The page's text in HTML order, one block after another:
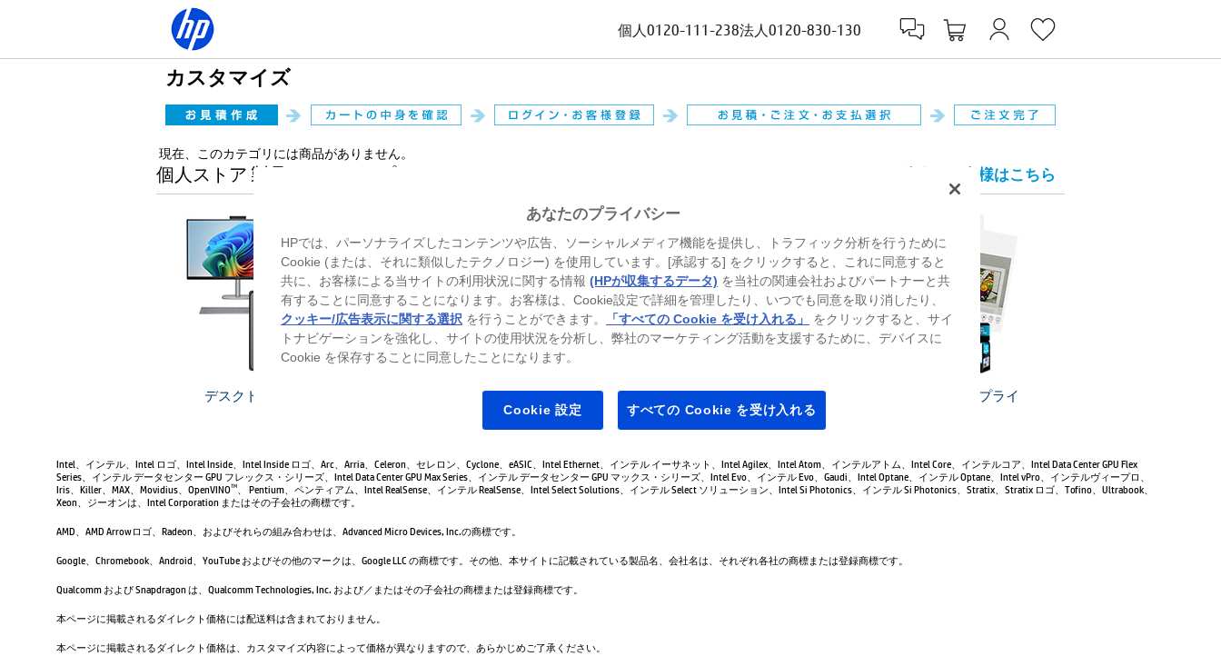
個人 0120-111-238法人 0120-830-130
カスタマイズ
現在、このカテゴリには商品がありません。
個人ストア 製品ラインアップ 法人のお客様はこちら
デスクトップ ゲーミングパソコン プリンター プリンターサプライ
Intel、インテル、Intel ロゴ、Intel Inside、Intel Inside ロゴ、Arc、Arria、Celeron、セレロン、Cyclone、eASIC、Intel Ethernet、インテル イーサネット、Intel Agilex、Intel Atom、インテルアトム、Intel Core、インテルコア、Intel Data Center GPU Flex
Series、インテル データセンター GPU フレックス・シリーズ、Intel Data Center GPU Max Series、インテル データセンター GPU マックス・シリーズ、Intel Evo、インテル Evo、Gaudi、Intel Optane、インテル Optane、Intel vPro、インテルヴィープロ、
Iris、Killer、MAX、Movidius、OpenVINOTM
、 Pentium、ペンティアム、Intel RealSense、インテル RealSense、Intel Select Solutions、インテル Select ソリューション、Intel Si Photonics、インテル Si Photonics、Stratix、Stratix ロゴ、Tofino、Ultrabook、
Xeon、ジーオンは、Intel Corporation またはその子会社の商標です。
AMD、AMD Arrowロゴ、Radeon、およびそれらの組み合わせは、Advanced Micro Devices, Inc.の商標です。
Google、Chromebook、Android、YouTube およびその他のマークは、Google LLC の商標です。その他、本サイトに記載されている製品名、会社名は、それぞれ各社の商標または登録商標です。
Qualcomm および Snapdragon は、Qualcomm Technologies, Inc. および／またはその子会社の商標または登録商標です。
本ページに掲載されるダイレクト価格には配送料は含まれておりません。
本ページに掲載されるダイレクト価格は、カスタマイズ内容によって価格が異なりますので、あらかじめご了承ください。
あなたのプライバシー
HPでは、パーソナライズしたコンテンツや広告、ソーシャルメディア機能を提供し、トラフィック分析を行うために
Cookie (または、それに類似したテクノロジー) を使用しています。[承認する] をクリックすると、これに同意すると
共に、お客様による当サイトの利用状況に関する情報 (HPが収集するデータ) を当社の関連会社およびパートナーと共
有することに同意することになります。お客様は、Cookie設定で詳細を管理したり、いつでも同意を取り消したり、
クッキー/広告表示に関する選択 を行うことができます。 「すべての Cookie を受け入れる」
をクリックすると、サイ
トナビゲーションを強化し、サイトの使用状況を分析し、弊社のマーケティング活動を支援するために、デバイスに
Cookie を保存することに同意したことになります。
Cookie 設定 すべての Cookie を受け入れる